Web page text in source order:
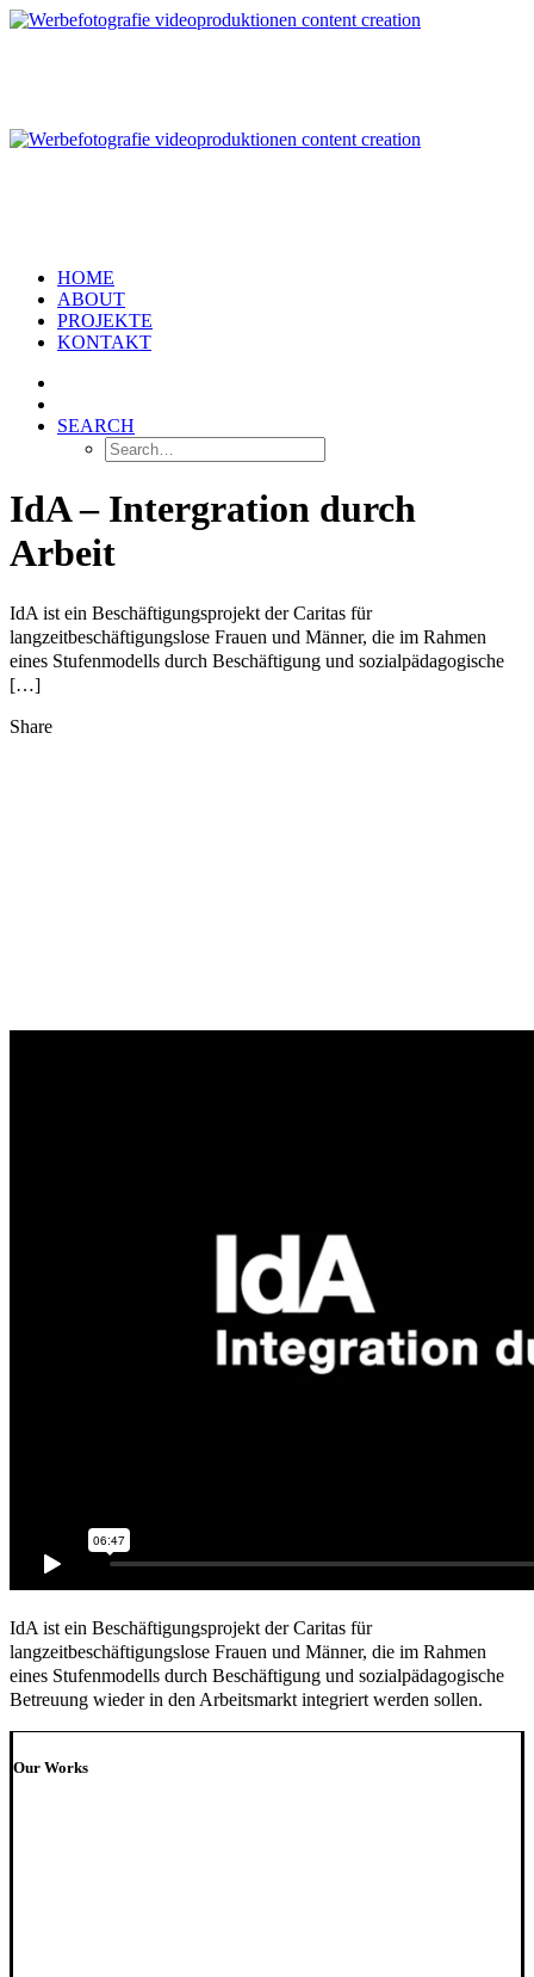
HOME
ABOUT
PROJEKTE
KONTAKT
SEARCH
IdA – Intergration durch
Arbeit
IdA ist ein Beschäftigungsprojekt der Caritas für
langzeitbeschäftigungslose Frauen und Männer, die im Rahmen
eines Stufenmodells durch Beschäftigung und sozialpädagogische
[…]
Share
IdA ist ein Beschäftigungsprojekt der Caritas für
langzeitbeschäftigungslose Frauen und Männer, die im Rahmen
eines Stufenmodells durch Beschäftigung und sozialpädagogische
Betreuung wieder in den Arbeitsmarkt integriert werden sollen.
Our Works